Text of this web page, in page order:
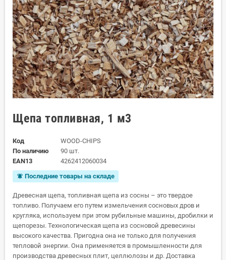
Щепа топливная, 1 м3
Код
WOOD-CHIPS
По наличию
90 шт.
EAN13
4262412060034
notifications_active Последние товары на складе
Древесная щепа, топливная щепа из сосны – это твердое
топливо. Получаем его путем измельчения сосновых дров и
кругляка, используем при этом рубильные машины, дробилки и
щепорезы. Технологическая щепа из сосновой древесины
высокого качества. Пригодна она не только для получения
тепловой энергии. Она применяется в промышленности для
производства древесных плит, целлюлозы и др. Доставка